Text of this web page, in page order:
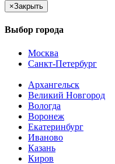
×Закрыть
Выбор города
Москва
Санкт-Петербург
Архангельск
Великий Новгород
Вологда
Воронеж
Екатеринбург
Иваново
Казань
Киров